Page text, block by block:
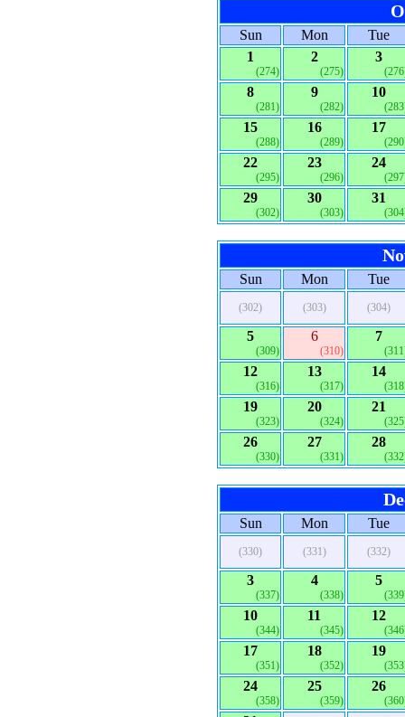
Sun Mon
Tue
1
(274)
2
(275)
3
8
(281)
9
(282)
10
15
(288)
16
(289)
17
22
(295)
23
(296)
24
29
(302)
30
(303)
31
Sun Mon Tue
(302) (303) (304)
5
(309)
6
(310)
7
12
(316)
13
(317)
14
19
(323)
20
(324)
21
26
(330)
27
(331)
28
Sun Mon Tue
(330) (331) (332)
3
(337)
4
(338)
5
10
(344)
11
(345)
12
17
(351)
18
(352)
19
24
(358)
25
(359)
26